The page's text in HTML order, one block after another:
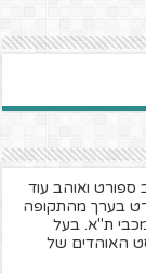
ואוהב עוד
בערך מהתקופה
ת"א. בעל
האוהדים של